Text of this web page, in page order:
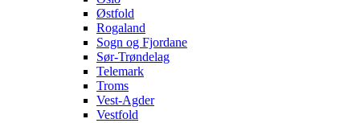
Østfold
Rogaland
Sogn og Fjordane
Sør-Trøndelag
Telemark
Troms
Vest-Agder
Vestfold